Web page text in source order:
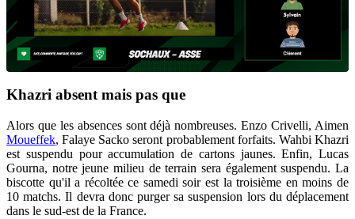
Khazri absent mais pas que
Alors que les absences sont déjà nombreuses. Enzo Crivelli, Aimen
Moueffek, Falaye Sacko seront probablement forfaits. Wahbi Khazri
est suspendu pour accumulation de cartons jaunes. Enfin, Lucas
Gourna, notre jeune milieu de terrain sera également suspendu. La
biscotte qu'il a récoltée ce samedi soir est la troisième en moins de
10 matchs. Il devra donc purger sa suspension lors du déplacement
dans le sud-est de la France.